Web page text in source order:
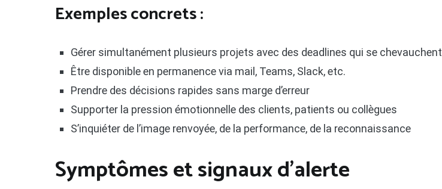
Exemples concrets :
Gérer simultanément plusieurs projets avec des deadlines qui se chevauchent
Être disponible en permanence via mail, Teams, Slack, etc.
Prendre des décisions rapides sans marge d’erreur
Supporter la pression émotionnelle des clients, patients ou collègues
S’inquiéter de l’image renvoyée, de la performance, de la reconnaissance
Symptômes et signaux d’alerte